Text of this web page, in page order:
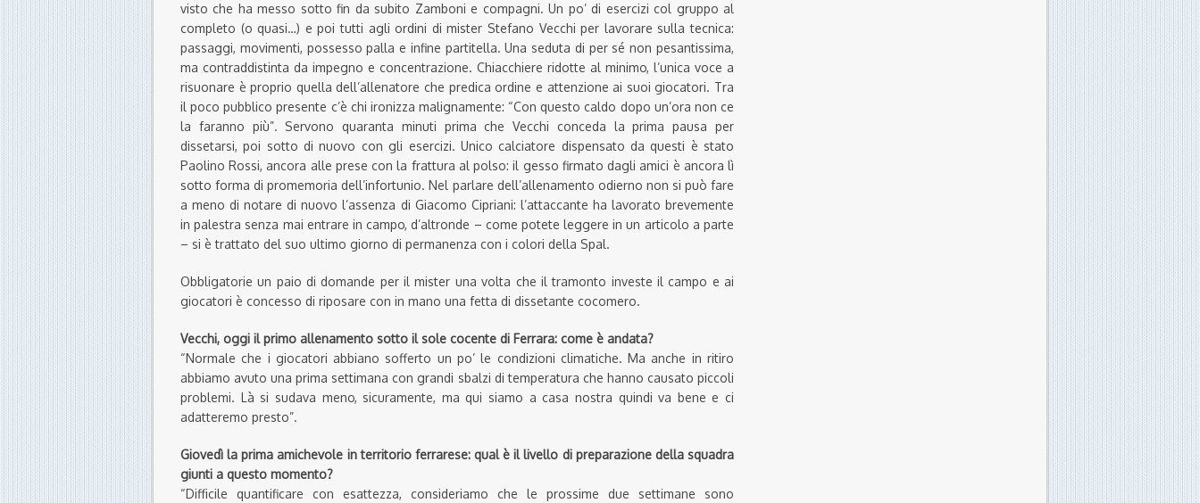
visto che ha messo sotto fin da subito Zamboni e compagni. Un po’ di esercizi col gruppo al
completo (o quasi…) e poi tutti agli ordini di mister Stefano Vecchi per lavorare sulla tecnica:
passaggi, movimenti, possesso palla e infine partitella. Una seduta di per sé non pesantissima,
ma contraddistinta da impegno e concentrazione. Chiacchiere ridotte al minimo, l’unica voce a
risuonare è proprio quella dell’allenatore che predica ordine e attenzione ai suoi giocatori. Tra
il poco pubblico presente c’è chi ironizza malignamente: “Con questo caldo dopo un’ora non ce
la faranno più”. Servono quaranta minuti prima che Vecchi conceda la prima pausa per
dissetarsi, poi sotto di nuovo con gli esercizi. Unico calciatore dispensato da questi è stato
Paolino Rossi, ancora alle prese con la frattura al polso: il gesso firmato dagli amici è ancora lì
sotto forma di promemoria dell’infortunio. Nel parlare dell’allenamento odierno non si può fare
a meno di notare di nuovo l’assenza di Giacomo Cipriani: l’attaccante ha lavorato brevemente
in palestra senza mai entrare in campo, d’altronde – come potete leggere in un articolo a parte
– si è trattato del suo ultimo giorno di permanenza con i colori della Spal.
Obbligatorie un paio di domande per il mister una volta che il tramonto investe il campo e ai
giocatori è concesso di riposare con in mano una fetta di dissetante cocomero.
Vecchi, oggi il primo allenamento sotto il sole cocente di Ferrara: come è andata?
“Normale che i giocatori abbiano sofferto un po’ le condizioni climatiche. Ma anche in ritiro
abbiamo avuto una prima settimana con grandi sbalzi di temperatura che hanno causato piccoli
problemi. Là si sudava meno, sicuramente, ma qui siamo a casa nostra quindi va bene e ci
adatteremo presto”.
Giovedì la prima amichevole in territorio ferrarese: qual è il livello di preparazione della squadra
giunti a questo momento?
“Difficile quantificare con esattezza, consideriamo che le prossime due settimane sono